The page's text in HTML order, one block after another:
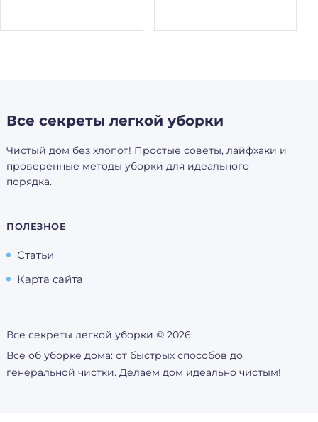
Все секреты легкой уборки
Чистый дом без хлопот! Простые советы, лайфхаки и
проверенные методы уборки для идеального
порядка.
ПОЛЕЗНОЕ
Статьи
Карта сайта
Все секреты легкой уборки © 2026
Все об уборке дома: от быстрых способов до
генеральной чистки. Делаем дом идеально чистым!